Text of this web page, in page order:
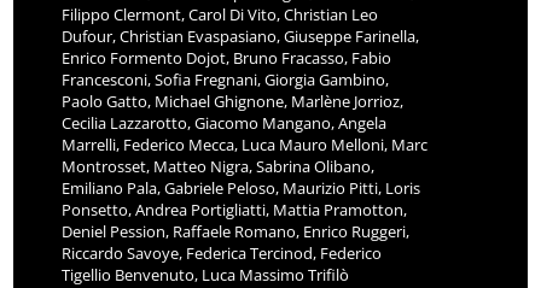
Filippo Clermont, Carol Di Vito, Christian Leo
Dufour, Christian Evaspasiano, Giuseppe Farinella,
Enrico Formento Dojot, Bruno Fracasso, Fabio
Francesconi, Sofia Fregnani, Giorgia Gambino,
Paolo Gatto, Michael Ghignone, Marlène Jorrioz,
Cecilia Lazzarotto, Giacomo Mangano, Angela
Marrelli, Federico Mecca, Luca Mauro Melloni, Marc
Montrosset, Matteo Nigra, Sabrina Olibano,
Emiliano Pala, Gabriele Peloso, Maurizio Pitti, Loris
Ponsetto, Andrea Portigliatti, Mattia Pramotton,
Deniel Pession, Raffaele Romano, Enrico Ruggeri,
Riccardo Savoye, Federica Tercinod, Federico
Tigellio Benvenuto, Luca Massimo Trifilò